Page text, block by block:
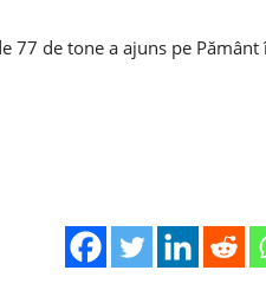
77 de tone a ajuns pe